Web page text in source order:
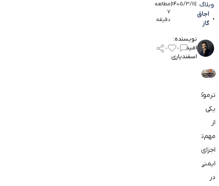
وبلاگ
اجاق
گاز
1405/3/11 مطالعه
7
دقیقه
نویسنده:
امید
اسفندیاری
0
0
ترموکوپل
یکی
از
مهم‌ترین
اجزای
ایمنی
در